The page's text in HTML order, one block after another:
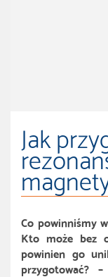
Jak
Co powinniśmy
Kto może bez
powinien go
przygotować?